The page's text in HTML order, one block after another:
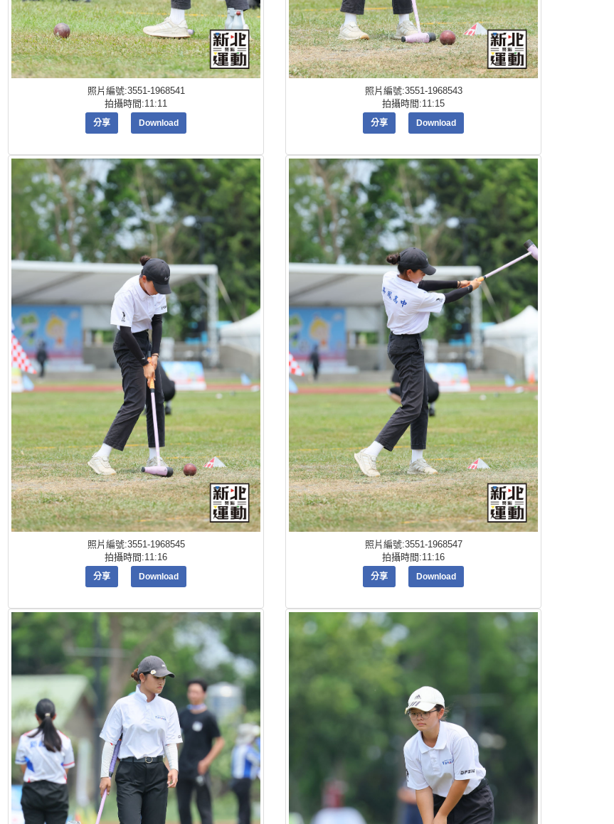
照片編號:3551-1968541
拍攝時間:11:11
分享 Download
照片編號:3551-1968543
拍攝時間:11:15
分享 Download
照片編號:3551-1968545
拍攝時間:11:16
分享 Download
照片編號:3551-1968547
拍攝時間:11:16
分享 Download